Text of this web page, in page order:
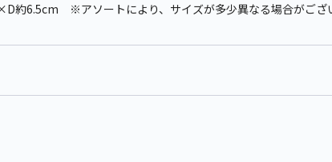
約6.5cm ※アソートにより、サイズが多少異なる場合がござ